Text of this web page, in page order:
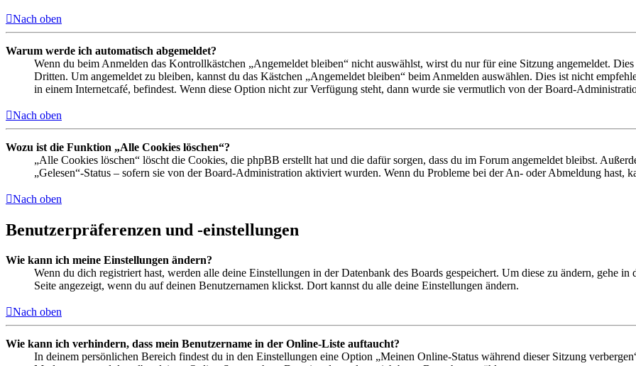
Nach oben
Warum werde ich automatisch abgemeldet?
Wenn du beim Anmelden das Kontrollkästchen „Angemeldet bleiben“ nicht auswählst, wirst du nur für eine Sitzung angemeldet.
Dritten. Um angemeldet zu bleiben, kannst du das Kästchen „Angemeldet bleiben“ beim Anmelden auswählen. Dies ist nicht
in einem Internetcafé, befindest. Wenn diese Option nicht zur Verfügung steht, dann wurde sie vermutlich von der Board-
Nach oben
Wozu ist die Funktion „Alle Cookies löschen“?
„Alle Cookies löschen“ löscht die Cookies, die phpBB erstellt hat und die dafür sorgen, dass du im Forum angemeldet bleibst.
„Gelesen“-Status – sofern sie von der Board-Administration aktiviert wurden. Wenn du Probleme bei der An- oder Abmeldung hast,
Nach oben
Benutzerpräferenzen und -einstellungen
Wie kann ich meine Einstellungen ändern?
Wenn du dich registriert hast, werden alle deine Einstellungen in der Datenbank des Boards gespeichert. Um diese zu ändern, gehe
Seite angezeigt, wenn du auf deinen Benutzernamen klickst. Dort kannst du alle deine Einstellungen ändern.
Nach oben
Wie kann ich verhindern, dass mein Benutzername in der Online-Liste auftaucht?
In deinem persönlichen Bereich findest du in den Einstellungen eine Option „Meinen Online-Status während dieser Sitzung